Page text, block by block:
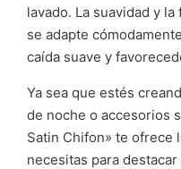
lavado. La suavidad y
se adapte
caída suave y
Ya sea que estés
de noche o accesorios
Satin Chifon» te ofrece
necesitas para